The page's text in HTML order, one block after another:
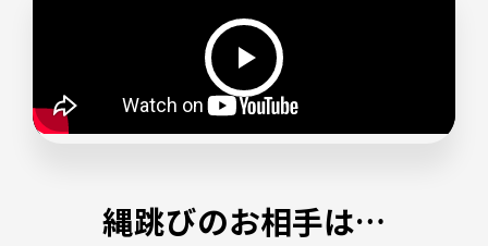
縄跳びのお相手は…